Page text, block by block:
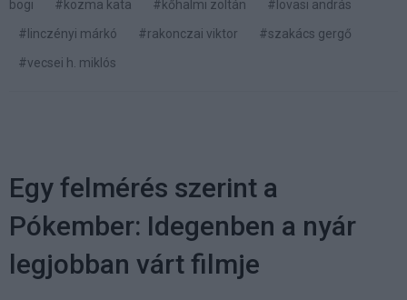
bogi #kozma kata #kőhalmi zoltán
#lovasi andrás
#linczényi márkó
#rakonczai viktor
#szakács gergő
#vecsei h. miklós
Egy felmérés szerint a
Pókember: Idegenben a nyár
legjobban várt filmje